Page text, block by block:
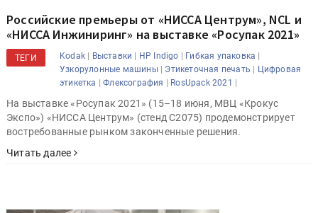
Российские премьеры от «НИССА Центрум», NCL и
«НИССА Инжиниринг» на выставке «Росупак 2021»
ТЕГИ Kodak | Выставки | HP Indigo | Гибкая упаковка |
Узкорулонные машины| Этикеточная печать | Цифровая
этикетка |Флексография | RosUpack 2021 |
На выставке «Росупак 2021» (15–18 июня, МВЦ «Крокус
Экспо») «НИССА Центрум» (стенд С2075) продемонстрирует
востребованные рынком законченные решения.
Читать далее